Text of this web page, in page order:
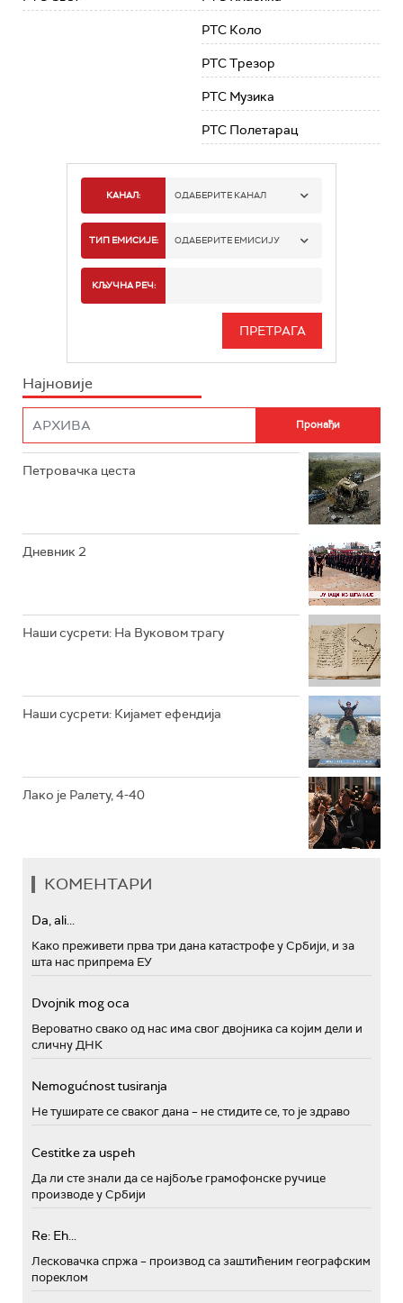
РТС Коло
РТС Трезор
РТС Музика
РТС Полетарац
КАНАЛ: ОДАБЕРИТЕ КАНАЛ
РТС 1
РТС 3
ТИП ЕМИСИЈЕ: ОДАБЕРИТЕ ЕМИСИЈУ
ИНФО
КЉУЧНА РЕЧ:
Најновије
Петровачка цеста
Дневник 2
Наши сусрети: На Вуковом трагу
Наши сусрети: Кијамет ефендија
Лако је Ралету, 4-40
КОМЕНТАРИ
Da, ali...
Како преживети прва три дана катастрофе у Србији, и за
шта нас припрема ЕУ
Dvojnik mog oca
Вероватно свако од нас има свог двојника са којим дели и
сличну ДНК
Nemogućnost tusiranja
Не туширате се сваког дана – не стидите се, то је здраво
Cestitke za uspeh
Да ли сте знали да се најбоље грамофонске ручице
производе у Србији
Re: Eh...
Лесковачка спржа – производ са заштићеним географским
пореклом